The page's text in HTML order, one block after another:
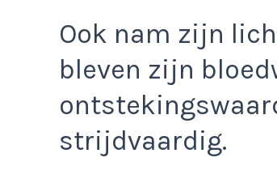
Ook nam zijn
bleven zijn
strijdvaardig.